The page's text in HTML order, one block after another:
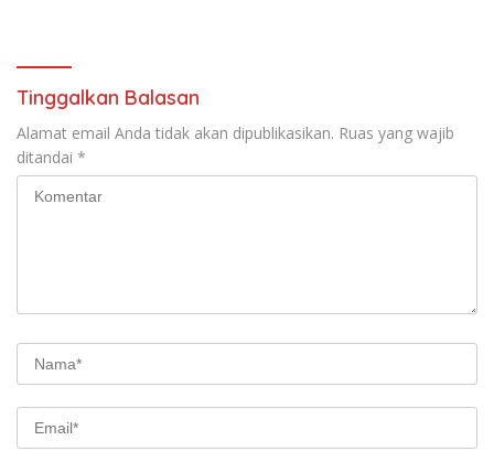
Tinggalkan Balasan
Alamat email Anda tidak akan dipublikasikan. Ruas yang wajib
ditandai *